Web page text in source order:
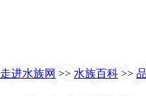
走进水族网 >> 水族百科 >>